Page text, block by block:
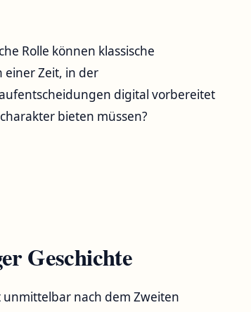
Rolle können klassische
einer Zeit, in der
digital vorbereitet
bieten müssen?
Geschichte
nach dem Zweiten